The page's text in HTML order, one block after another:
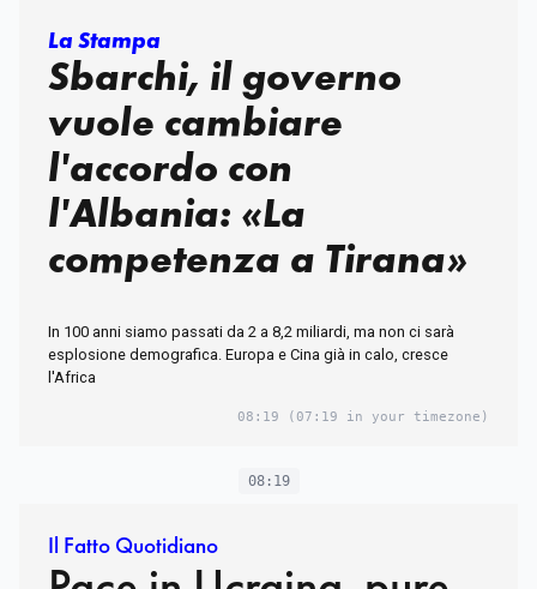
La Stampa
Sbarchi, il governo
vuole cambiare
l'accordo con
l'Albania: «La
competenza a Tirana»
In 100 anni siamo passati da 2 a 8,2 miliardi, ma non ci sarà
esplosione demografica. Europa e Cina già in calo, cresce
l'Africa
08:19 (07:19 in your timezone)
08:19
Il Fatto Quotidiano